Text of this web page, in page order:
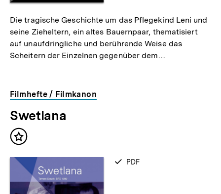
Die tragische Geschichte um das Pflegekind Leni und
seine Zieheltern, ein altes Bauernpaar, thematisiert
auf unaufdringliche und berührende Weise das
Scheitern der Einzelnen gegenüber dem…
Filmhefte / Filmkanon
Swetlana
Inhalt
verfügbar
PDF